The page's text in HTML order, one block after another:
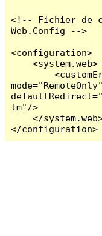
<!-- Fichier de
Web.Config -->
<configuration>
    <system.web>
        <customErrors
mode="RemoteOnly"
tm"/>
    </system.web>
</configuration>